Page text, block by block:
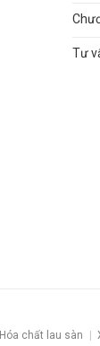
Tư
Hóa chất lau sàn